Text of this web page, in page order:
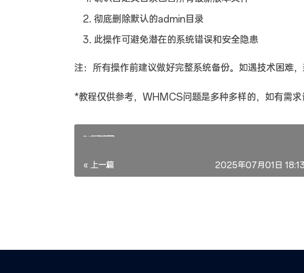
彻底删除默认的admin目录
此操作可避免潜在的系统错误和安全隐患
注：所有操作前建议做好完整系统备份。如遇技术困难
*教程仅供参考，WHMCS问题是多种多样的，如有需求
修改WHMCS虚拟主机管理平台系统时间与国内时间同步
« 上一篇 2025年07月01日 18:13